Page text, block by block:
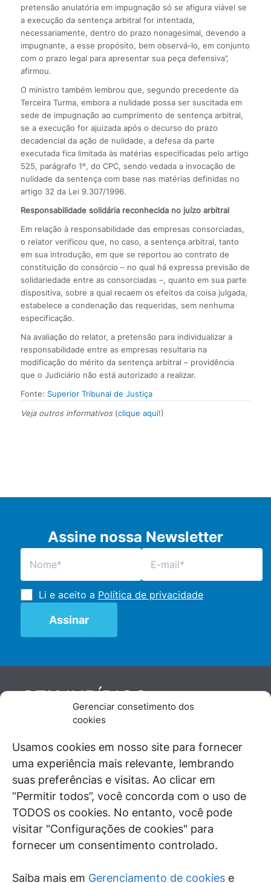
Gerenciar consetimento dos
cookies
Usamos cookies em nosso site para fornecer
uma experiência mais relevante, lembrando
suas preferências e visitas. Ao clicar em
“Permitir todos”, você concorda com o uso de
TODOS os cookies. No entanto, você pode
visitar "Configurações de cookies" para
fornecer um consentimento controlado.
Saiba mais em Gerenciamento de cookies e
pretensão anulatória em impugnação só se afigura viável se
a execução da sentença arbitral for intentada,
necessariamente, dentro do prazo nonagesimal, devendo a
impugnante, a esse propósito, bem observá-lo, em conjunto
com o prazo legal para apresentar sua peça defensiva”,
afirmou.
O ministro também lembrou que, segundo precedente da
Terceira Turma, embora a nulidade possa ser suscitada em
sede de impugnação ao cumprimento de sentença arbitral,
se a execução for ajuizada após o decurso do prazo
decadencial da ação de nulidade, a defesa da parte
executada fica limitada às matérias especificadas pelo artigo
525, parágrafo 1º, do CPC, sendo vedada a invocação de
nulidade da sentença com base nas matérias definidas no
artigo 32 da Lei 9.307/1996.
Responsabilidade solidária reconhecida no juízo arbitral
Em relação à responsabilidade das empresas consorciadas,
o relator verificou que, no caso, a sentença arbitral, tanto
em sua introdução, em que se reportou ao contrato de
constituição do consórcio – no qual há expressa previsão de
solidariedade entre as consorciadas –, quanto em sua parte
dispositiva, sobre a qual recaem os efeitos da coisa julgada,
estabelece a condenação das requeridas, sem nenhuma
especificação.
Na avaliação do relator, a pretensão para individualizar a
responsabilidade entre as empresas resultaria na
modificação do mérito da sentença arbitral – providência
que o Judiciário não está autorizado a realizar.
Fonte: Superior Tribunal de Justiça
Veja outros informativos(clique aqui!)
Assine nossa Newsletter
Li e aceito a Política de privacidade
GENJURÍDICO
De maneira independente, os autores e
juristas e doutrinadores nacionais, se posicionam
diante de questões relevantes do cotidiano e
universo jurídico.